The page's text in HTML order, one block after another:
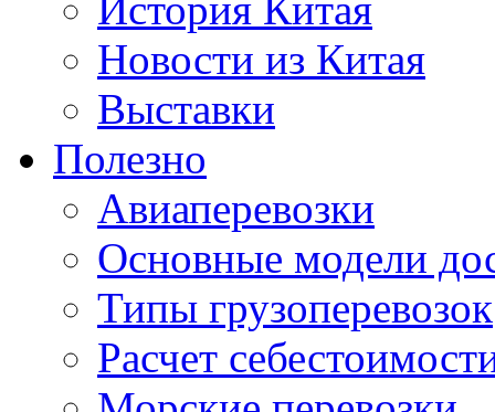
Новости из Китая
Выставки
Полезно
Авиаперевозки
Основные модели
Типы грузоперевозок
Расчет